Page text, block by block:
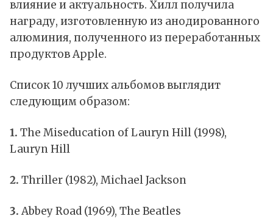
влияние и актуальность. Хилл получила
награду, изготовленную из анодированного
алюминия, полученного из переработанных
продуктов Apple.
Список 10 лучших альбомов выглядит
следующим образом:
1. The Miseducation of Lauryn Hill (1998),
Lauryn Hill
2. Thriller (1982), Michael Jackson
3. Abbey Road (1969), The Beatles